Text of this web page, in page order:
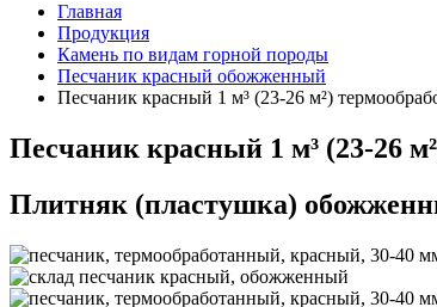
Главная
Продукция
Камень по видам горной породы
Песчаник красный обожженный
Песчаник красный 1 м³ (23-26 м²)
Песчаник красный 1 м³ (23-26
Плитняк (пластушка)